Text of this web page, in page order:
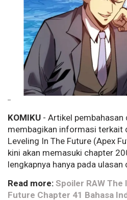
--
KOMIKU - Artikel pembahasan
membagikan informasi terkait
Leveling In The Future (Apex
kini akan memasuki chapter
lengkapnya hanya pada ulasan
Read more: Spoiler RAW
Future Chapter 41 Bahasa